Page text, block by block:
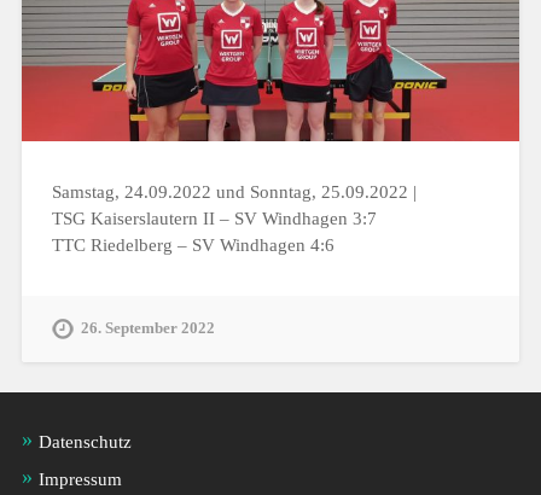
Samstag, 24.09.2022 und Sonntag, 25.09.2022 |
TSG Kaiserslautern II – SV Windhagen 3:7
TTC Riedelberg – SV Windhagen 4:6
26. September 2022
Datenschutz
Impressum